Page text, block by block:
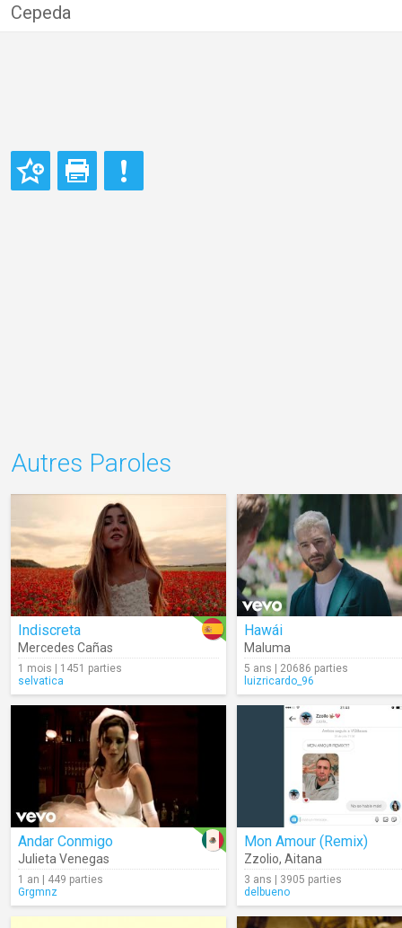
Cepeda
Autres Paroles
Indiscreta
Mercedes Cañas
1 mois | 1451 parties
selvatica
Hawái
Maluma
5 ans | 20686 parties
luizricardo_96
Andar Conmigo
Julieta Venegas
1 an | 449 parties
Grgmnz
Mon Amour (Remix)
Zzolio, Aitana
3 ans | 3905 parties
delbueno